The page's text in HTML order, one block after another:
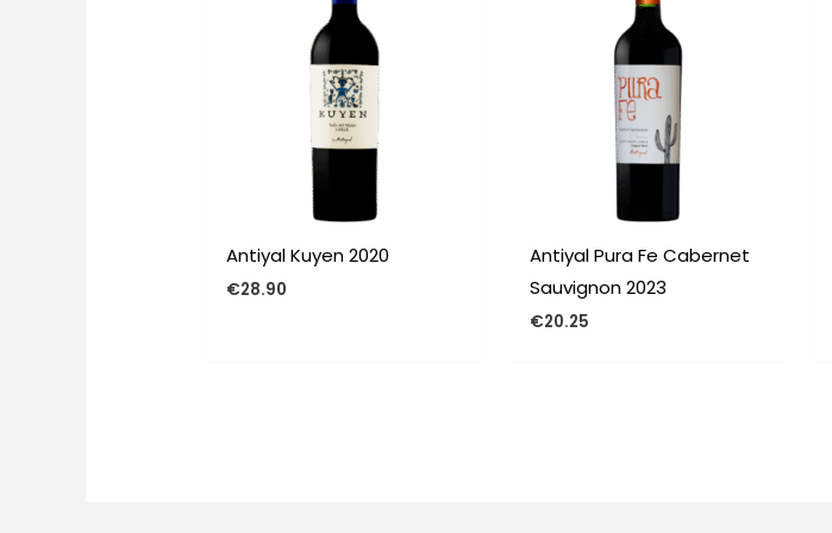
Antiyal Kuyen 2020
€28.90
Antiyal Pura Fe Cabernet
Sauvignon 2023
€20.25